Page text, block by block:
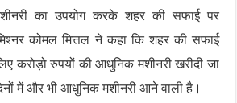
का उपयोग करके शहर की सफाई पर
कोमल मित्तल ने कहा कि शहर की सफाई
करोड़ो रुपयों की आधुनिक मशीनरी खरीदी जा
में और भी आधुनिक मशीनरी आने वाली है।